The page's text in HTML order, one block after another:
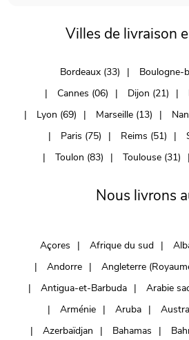
Villes de livraison
Bordeaux (33)
Boulogne-
Cannes (06)
Dijon (21)
Lyon (69)
Marseille (13)
Paris (75)
Reims (51)
Toulon (83)
Toulouse (31)
Nous livrons
Açores Afrique du sud
Andorre
Angleterre
Antigua-et-Barbuda
Arabie
Arménie
Aruba
Azerbaïdjan
Bahamas